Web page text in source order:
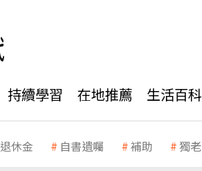
持續學習 在地推薦 生活百科
退休金 自書遺囑 補助 獨老